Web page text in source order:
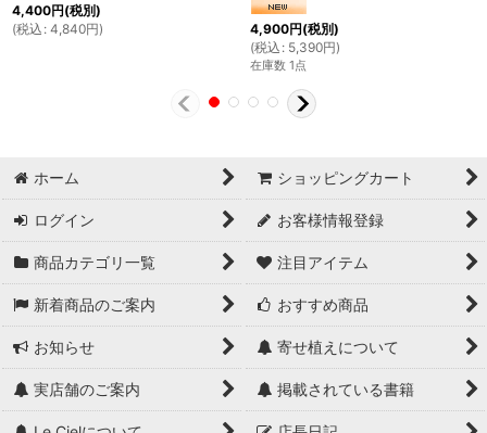
4,400円(税別)
(税込 : 4,840円) 4,900円(税別)
(税込 : 5,390円)
在庫数 1点
ホーム ショッピングカート
ログイン お客様情報登録
商品カテゴリ一覧 注目アイテム
新着商品のご案内 おすすめ商品
お知らせ 寄せ植えについて
実店舗のご案内 掲載されている書籍